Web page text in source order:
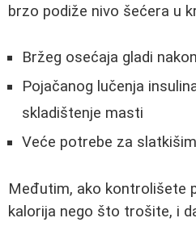
brzo podiže nivo šećera u
Bržeg osećaja gladi
Pojačanog lučenja
skladištenje masti
Veće potrebe za
Međutim, ako kontrolišete
kalorija nego što trošite, i